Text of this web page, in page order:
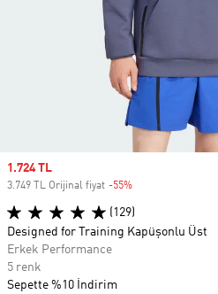
Sale price
1.724 TL
3.749 TL Orijinal fiyat -55%
(129)
Designed for Training Kapüşonlu Üst
Erkek Performance
5 renk
Sepette %10 İndirim